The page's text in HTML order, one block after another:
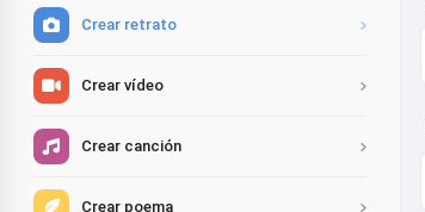
Crear retrato
Crear vídeo
Crear canción
Crear poema